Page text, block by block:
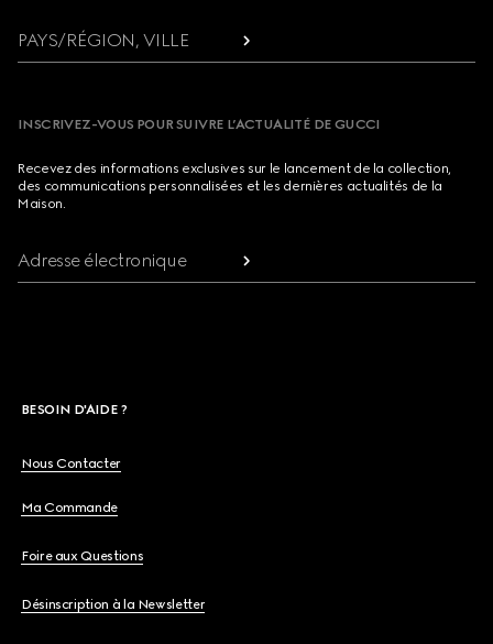
PAYS/RÉGION, VILLE
INSCRIVEZ-VOUS POUR SUIVRE L’ACTUALITÉ DE GUCCI
Recevez des informations exclusives sur le lancement de la collection,
des communications personnalisées et les dernières actualités de la
Maison.
Adresse électronique
BESOIN D'AIDE ?
Nous Contacter
Ma Commande
Foire aux Questions
Désinscription à la Newsletter